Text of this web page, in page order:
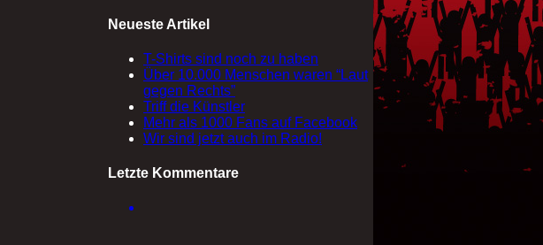
Neueste Artikel
T-Shirts sind noch zu haben
Über 10.000 Menschen waren “Laut
gegen Rechts”
Triff die Künstler
Mehr als 1000 Fans auf Facebook
Wir sind jetzt auch im Radio!
Letzte Kommentare